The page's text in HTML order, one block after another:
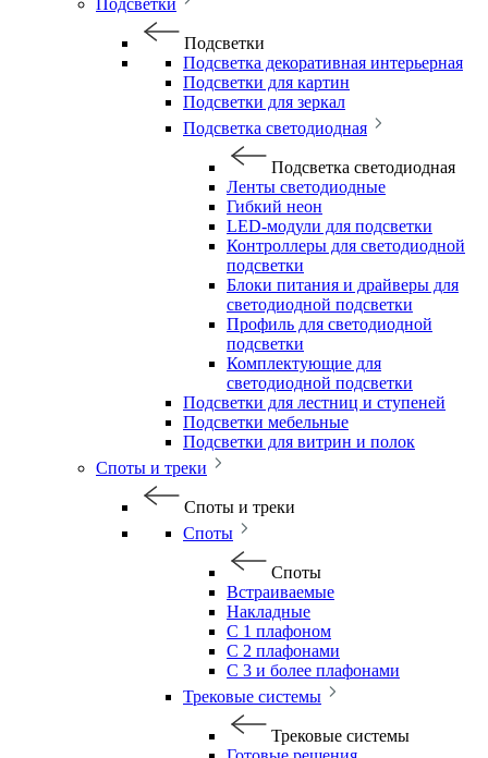
Подсветки
Подсветки
Подсветка декоративная интерьерная
Подсветки для картин
Подсветки для зеркал
Подсветка светодиодная
Подсветка светодиодная
Ленты светодиодные
Гибкий неон
LED-модули для подсветки
Контроллеры для светодиодной
подсветки
Блоки питания и драйверы для
светодиодной подсветки
Профиль для светодиодной
подсветки
Комплектующие для
светодиодной подсветки
Подсветки для лестниц и ступеней
Подсветки мебельные
Подсветки для витрин и полок
Споты и треки
Споты и треки
Споты
Споты
Встраиваемые
Накладные
С 1 плафоном
С 2 плафонами
С 3 и более плафонами
Трековые системы
Трековые системы